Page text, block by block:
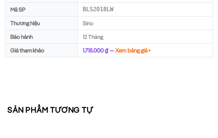
Mã SP
BLS2018LW
Thương hiệu
Sino
Bảo hành
12 Tháng
Giá tham khảo
1.715.000 ₫ —Xem bảng giá ▸
SẢN PHẨM TƯƠNG TỰ